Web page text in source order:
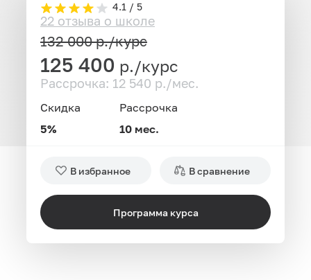
4.1 / 5
22 отзыва о школе
132 000р./курс
125 400 р./курс
Рассрочка: 12 540 р./мес.
Скидка
5%
Рассрочка
10 мес.
В избранное В сравнение
Программа курса